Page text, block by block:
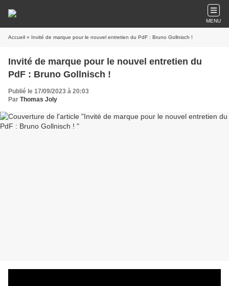
MENU
Accueil » Invité de marque pour le nouvel entretien du PdF : Bruno Gollnisch !
Invité de marque pour le nouvel entretien du
PdF : Bruno Gollnisch !
Publié le 17/09/2023 à 20:03
Par Thomas Joly